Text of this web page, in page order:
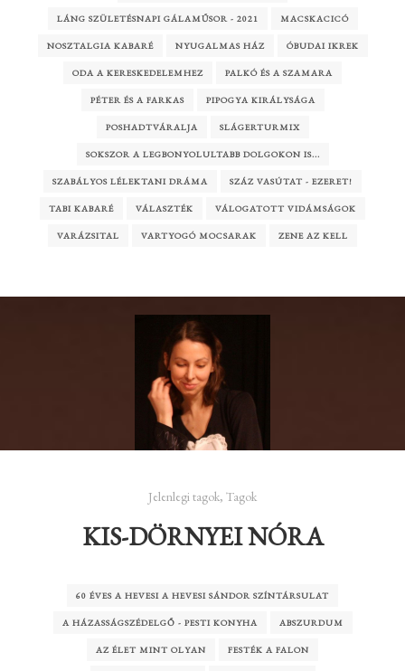
LÁNG SZÜLETÉSNAPI GÁLAMŰSOR - 2021 MACSKACICÓ
NOSZTALGIA KABARÉ NYUGALMAS HÁZ ÓBUDAI IKREK
ODA A KERESKEDELEMHEZ PALKÓ ÉS A SZAMARA
PÉTER ÉS A FARKAS PIPOGYA KIRÁLYSÁGA
POSHADTVÁRALJA SLÁGERTURMIX
SOKSZOR A LEGBONYOLULTABB DOLGOKON IS...
SZABÁLYOS LÉLEKTANI DRÁMA SZÁZ VASÚTAT - EZERET!
TABI KABARÉ VÁLASZTÉK VÁLOGATOTT VIDÁMSÁGOK
VARÁZSITAL VARTYOGÓ MOCSARAK ZENE AZ KELL
Jelenlegi tagok, Tagok
KIS-DÖRNYEI NÓRA
60 ÉVES A HEVESI A HEVESI SÁNDOR SZÍNTÁRSULAT
A HÁZASSÁGSZÉDELGŐ - PESTI KONYHA ABSZURDUM
AZ ÉLET MINT OLYAN FESTÉK A FALON